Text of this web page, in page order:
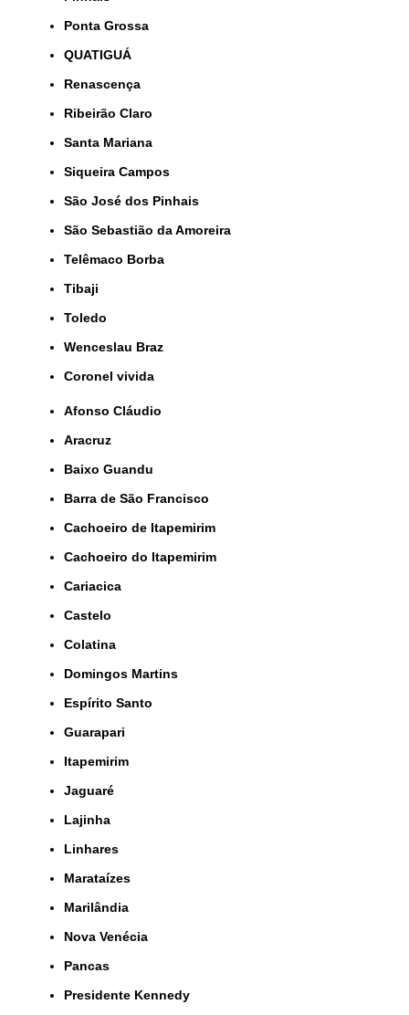
Ponta Grossa
QUATIGUÁ
Renascença
Ribeirão Claro
Santa Mariana
Siqueira Campos
São José dos Pinhais
São Sebastião da Amoreira
Telêmaco Borba
Tibaji
Toledo
Wenceslau Braz
coronel vivida
Afonso Cláudio
Aracruz
Baixo Guandu
Barra de São Francisco
Cachoeiro de Itapemirim
Cachoeiro do Itapemirim
Cariacica
Castelo
Colatina
Domingos Martins
Espírito Santo
Guarapari
Itapemirim
Jaguaré
Lajinha
Linhares
Marataízes
Marilândia
Nova Venécia
Pancas
Presidente Kennedy